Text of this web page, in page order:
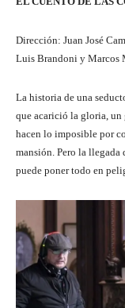
Dirección: Juan José
Luis Brandoni y Marcos
La historia de una
que acarició la gloria,
hacen lo imposible por
mansión. Pero la llegada
puede poner todo en